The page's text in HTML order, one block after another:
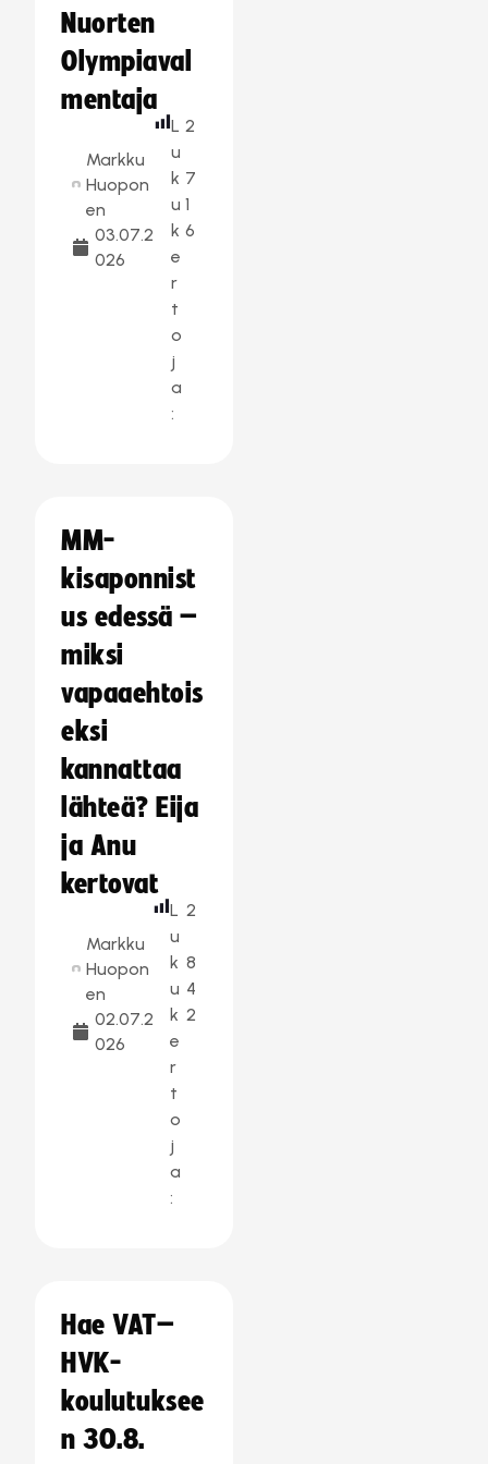
Nuorten
Olympiaval
mentaja
Markku
Huopon
en
03.07.2
026
L
u
k
u
k
e
r
t
o
j
a
:
2
7
1
6
MM-
kisaponnist
us edessä –
miksi
vapaaehtois
eksi
kannattaa
lähteä? Eija
ja Anu
kertovat
Markku
Huopon
en
02.07.2
026
L
u
k
u
k
e
r
t
o
j
a
:
2
8
4
2
Hae VAT–
HVK-
koulutuksee
n 30.8.